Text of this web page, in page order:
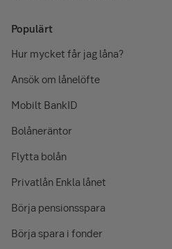
Populärt
Hur mycket får jag låna?
Ansök om lånelöfte
Mobilt BankID
Bolåneräntor
Flytta bolån
Privatlån Enkla lånet
Börja pensionsspara
Börja spara i fonder